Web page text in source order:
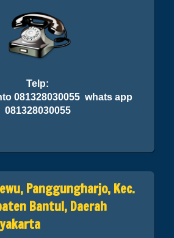
Telp:
081328030055 whats app
081328030055
Panggungharjo, Kec.
Bantul, Daerah